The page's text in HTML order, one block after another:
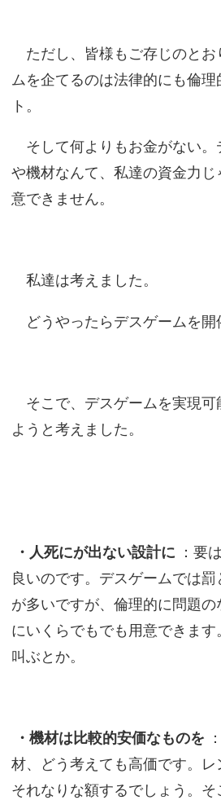
ただし、皆様もご存じのとお
ムを企てるのは法律的にも倫
ト。
そして何よりもお金がない。
や機材なんて、私達の資金力じ
意できません。
私達は考えました。
どうやったらデスゲームを開
そこで、デスゲームを実現可
ようと考えました。
・人死にが出ない設計に
：要
良いのです。デスゲームでは
が多いですが、倫理的に問題の
にいくらでもでも用意できま
叫ぶとか。
・機材は比較的安価なものを
材、どう考えても高価です。レ
それなりな額するでしょう。